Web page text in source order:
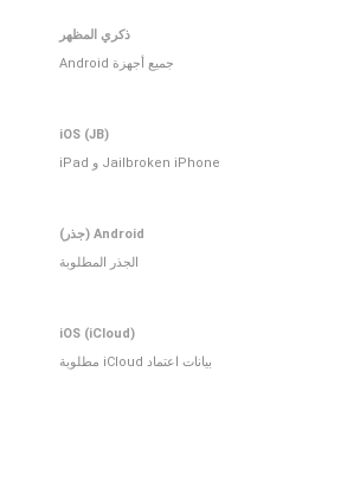
ذكري المظهر
جميع أجهزة Android
iOS (JB)
Jailbroken iPhone و iPad
Android (جذر)
الجذر المطلوبة
iOS (iCloud)
بيانات اعتماد iCloud مطلوبة